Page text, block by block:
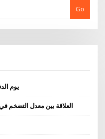
Go
يوم
العلاقة بين معدل التضخم